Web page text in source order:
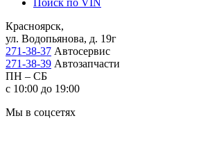
Красноярск,
ул. Водопьянова, д. 19г
271-38-37 Автосервис
271-38-39 Автозапчасти
ПН – СБ
с 10:00 до 19:00
Мы в соцсетях